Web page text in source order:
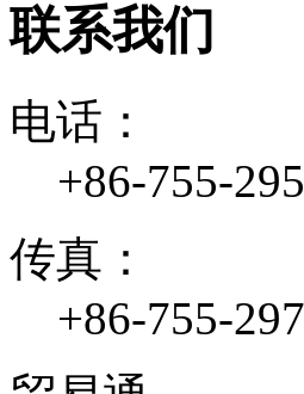
联系我们
电话：
+86-755-
传真：
+86-755-